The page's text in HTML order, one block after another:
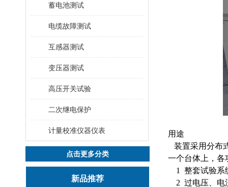
蓄电池测试
电缆故障测试
互感器测试
变压器测试
高压开关试验
二次继电保护
计量校准仪器仪表
点击更多分类
新品推荐
用途
装置采用分布
一个台体上，各
1 整套试验系
2 过电压、电